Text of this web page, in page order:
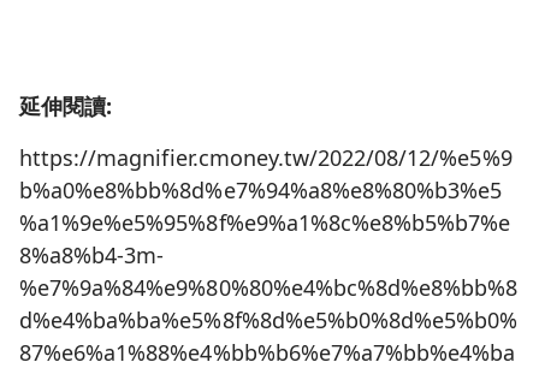
延伸閱讀:
https://magnifier.cmoney.tw/2022/08/12/%e5%9
b%a0%e8%bb%8d%e7%94%a8%e8%80%b3%e5
%a1%9e%e5%95%8f%e9%a1%8c%e8%b5%b7%e
8%a8%b4-3m-
%e7%9a%84%e9%80%80%e4%bc%8d%e8%bb%8
d%e4%ba%ba%e5%8f%8d%e5%b0%8d%e5%b0%
87%e6%a1%88%e4%bb%b6%e7%a7%bb%e4%ba